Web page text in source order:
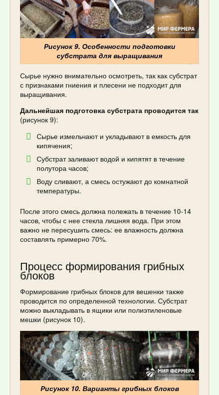
Рисунок 9. Особенности подготовки
субстрата для выращивания
Сырье нужно внимательно осмотреть, так как субстрат
с признаками гниения и плесени не подходит для
выращивания.
Дальнейшая подготовка субстрата проводится так
(рисунок 9):
Сырье измельчают и укладывают в емкость для
кипячения;
Субстрат заливают водой и кипятят в течение
полутора часов;
Воду сливают, а смесь остужают до комнатной
температуры.
После этого смесь должна полежать в течение 10-14
часов, чтобы с нее стекла лишняя вода. При этом
важно не пересушить смесь: ее влажность должна
составлять примерно 70%.
Процесс формирования грибных
блоков
Формирование грибных блоков для вешенки также
проводится по определенной технологии. Субстрат
можно выкладывать в ящики или полиэтиленовые
мешки (рисунок 10).
Рисунок 10. Варианты грибных блоков